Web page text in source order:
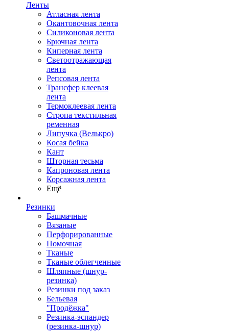
Ленты
Атласная лента
Окантовочная лента
Силиконовая лента
Брючная лента
Киперная лента
Светоотражающая
лента
Репсовая лента
Трансфер клеевая
лента
Термоклеевая лента
Стропа текстильная
ременная
Липучка (Велькро)
Косая бейка
Кант
Шторная тесьма
Капроновая лента
Корсажная лента
Ещё
Резинки
Башмачные
Вязаные
Перфорированные
Помочная
Тканые
Тканые облегченные
Шляпные (шнур-
резинка)
Резинки под заказ
Бельевая
"Продёжка"
Резинка-эспандер
(резинка-шнур)